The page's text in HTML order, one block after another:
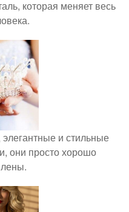
которая меняет весь
и стильные
они просто хорошо